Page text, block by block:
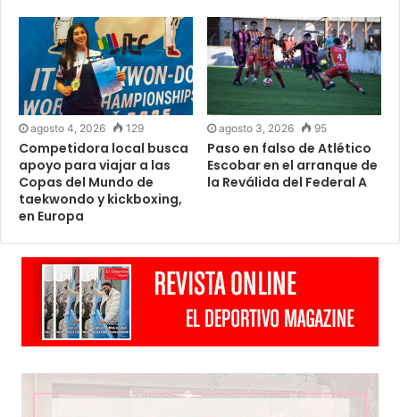
agosto 4, 2026 129
Competidora local busca
apoyo para viajar a las
Copas del Mundo de
taekwondo y kickboxing,
en Europa
agosto 3, 2026 95
Paso en falso de Atlético
Escobar en el arranque de
la Reválida del Federal A